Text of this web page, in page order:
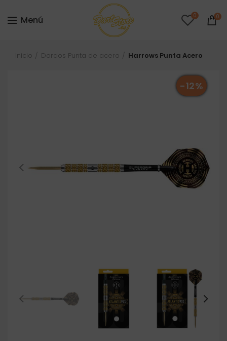
Menú 0 0
Inicio Dardos Punta de acero Harrows Punta Acero
-12%